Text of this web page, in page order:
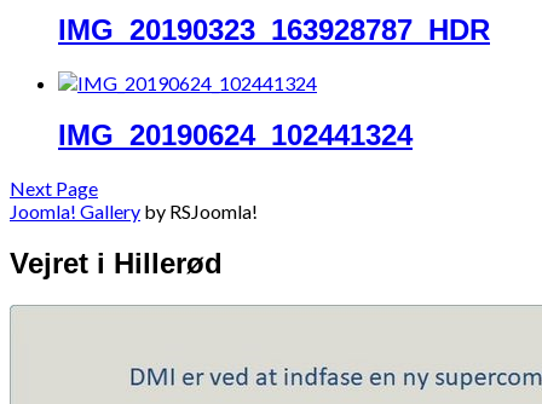
IMG_20190323_163928787_HDR
IMG_20190624_102441324
Next Page
Joomla! Gallery by RSJoomla!
Vejret i Hillerød